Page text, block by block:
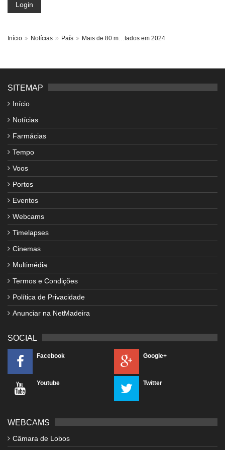
Login
Início Notícias País Mais de 80 m…tados em 2024
SITEMAP
Início
Notícias
Farmácias
Tempo
Voos
Portos
Eventos
Webcams
Timelapses
Cinemas
Multimédia
Termos e Condições
Política de Privacidade
Anunciar na NetMadeira
SOCIAL
Facebook Google+
Youtube Twitter
WEBCAMS
Câmara de Lobos